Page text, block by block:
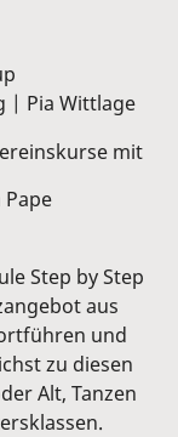
| Pia Wittlage
mit
Step by Step
aus
und
zu diesen
Alt, Tanzen